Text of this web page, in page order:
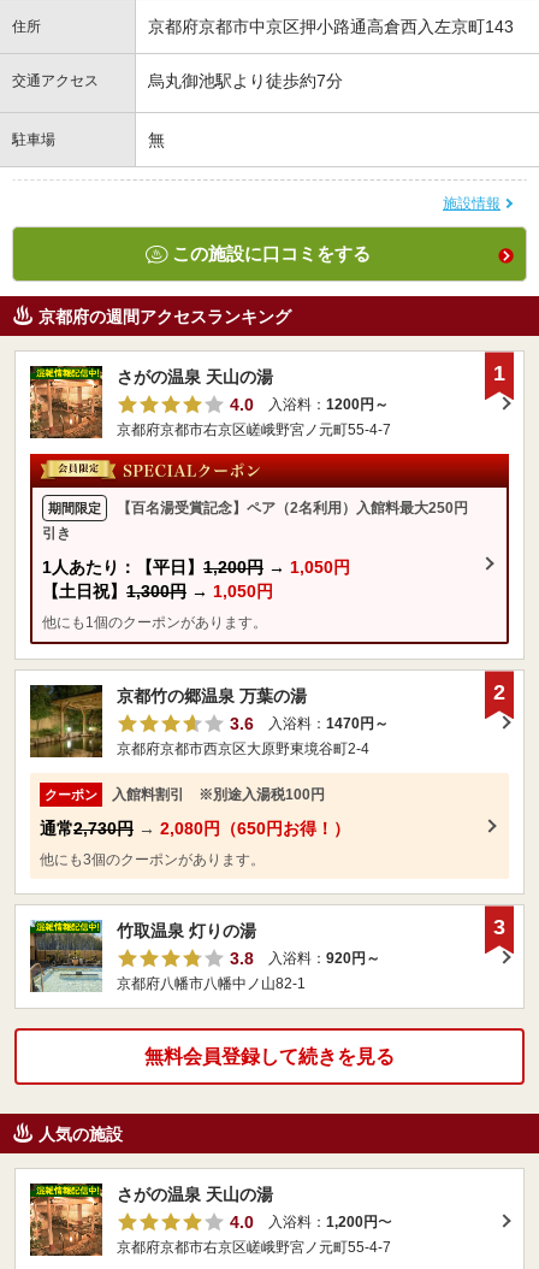
住所 京都府京都市中京区押小路通高倉西入左京町143
交通アクセス 烏丸御池駅より徒歩約7分
駐車場 無
施設情報
この施設に口コミをする
京都府の週間アクセスランキング
さがの温泉 天山の湯
4.0
入浴料： 1200円～
京都府京都市右京区嵯峨野宮ノ元町55-4-7
期間限定
【百名湯受賞記念】ペア（2名利用）入館料最大250円
引き
1人あたり：【平日】 1,200円 → 1,050円
【土日祝】 1,300円 → 1,050円
他にも1個のクーポンがあります。
1
京都竹の郷温泉 万葉の湯
3.6
入浴料： 1470円～
京都府京都市西京区大原野東境谷町2-4
クーポン 入館料割引 ※別途入湯税100円
通常2,730円 → 2,080円（650円お得！）
他にも3個のクーポンがあります。
2
竹取温泉 灯りの湯
3.8
入浴料： 920円～
京都府八幡市八幡中ノ山82-1
3
無料会員登録して続きを見る
人気の施設
さがの温泉 天山の湯
4.0
入浴料： 1,200円〜
京都府京都市右京区嵯峨野宮ノ元町55-4-7